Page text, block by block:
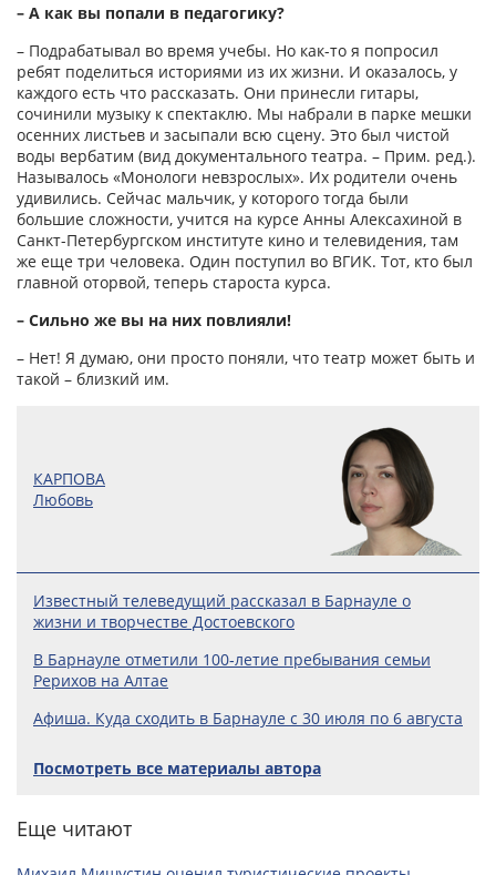
– А как вы попали в педагогику?
– Подрабатывал во время учебы. Но как-то я попросил
ребят поделиться историями из их жизни. И оказалось, у
каждого есть что рассказать. Они принесли гитары,
сочинили музыку к спектаклю. Мы набрали в парке мешки
осенних листьев и засыпали всю сцену. Это был чистой
воды вербатим (вид документального театра. – Прим. ред.).
Называлось «Монологи невзрослых». Их родители очень
удивились. Сейчас мальчик, у которого тогда были
большие сложности, учится на курсе Анны Алексахиной в
Санкт-Петербургском институте кино и телевидения, там
же еще три человека. Один поступил во ВГИК. Тот, кто был
главной оторвой, теперь староста курса.
– Сильно же вы на них повлияли!
– Нет! Я думаю, они просто поняли, что театр может быть и
такой – близкий им.
КАРПОВА
Любовь
Известный телеведущий рассказал в Барнауле о
жизни и творчестве Достоевского
В Барнауле отметили 100‑летие пребывания семьи
Рерихов на Алтае
Афиша. Куда сходить в Барнауле с 30 июля по 6 августа
Посмотреть все материалы автора
Еще читают